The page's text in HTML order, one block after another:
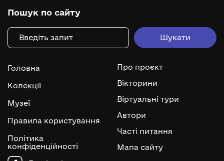
Пошук по сайту
Головна
Колекції
Музеї
Правила користування
Політика
конфіденційності
Про проєкт
Вікторини
Віртуальні тури
Автори
Часті питання
Мапа сайту